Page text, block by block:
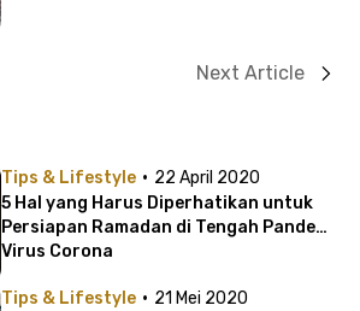
Next Article
Tips & Lifestyle · 22 April 2020
5 Hal yang Harus Diperhatikan untuk
Persiapan Ramadan di Tengah Pandemi
Virus Corona
Tips & Lifestyle · 21 Mei 2020